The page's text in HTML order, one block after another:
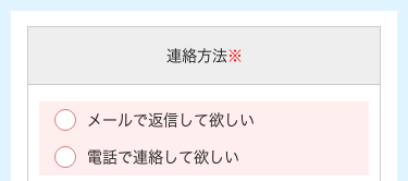
連絡方法※
メールで返信して欲しい
電話で連絡して欲しい